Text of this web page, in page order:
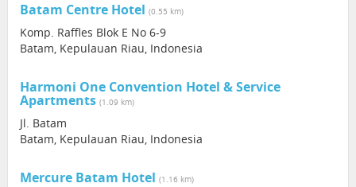
Batam Centre Hotel (0.55 km)
Komp. Raffles Blok E No 6-9
Batam, Kepulauan Riau, Indonesia
Harmoni One Convention Hotel & Service
Apartments (1.09 km)
Jl. Batam
Batam, Kepulauan Riau, Indonesia
Mercure Batam Hotel (1.16 km)